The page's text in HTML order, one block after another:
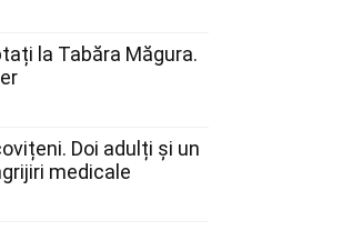
la Tabăra Măgura.
Doi adulți și un
medicale